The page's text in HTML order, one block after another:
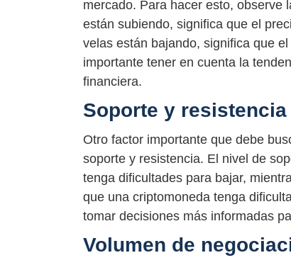
mercado. Para hacer esto, observe
están subiendo, significa que el
velas están bajando, significa que
importante tener en cuenta la
financiera.
Soporte y resistencia
Otro factor importante que debe
soporte y resistencia. El nivel de
tenga dificultades para bajar,
que una criptomoneda tenga
tomar decisiones más informadas
Volumen de